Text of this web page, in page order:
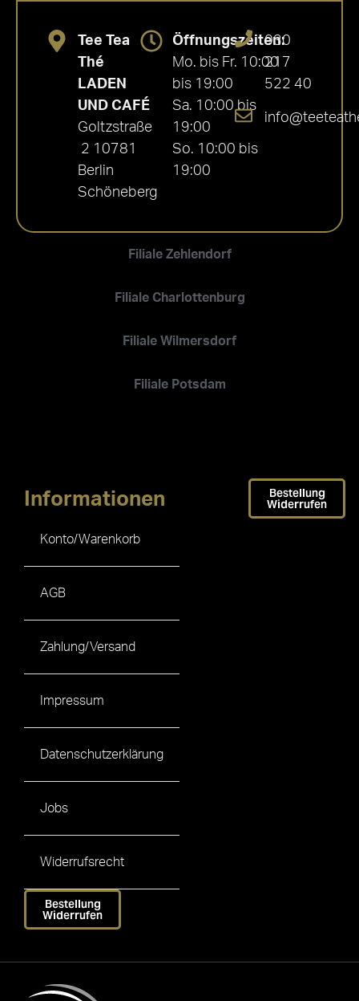
Filiale Zehlendorf
Filiale Charlottenburg
Filiale Wilmersdorf
Filiale Potsdam
Tee Tea
Thé
LADEN
UND CAFÉ
Goltzstraße
2 10781
Berlin
Schöneberg
Öffnungszeiten:
Mo. bis Fr. 10:00
bis 19:00
Sa. 10:00 bis
19:00
So. 10:00 bis
19:00
030
217
522 40
Informationen
Konto/Warenkorb
AGB
Zahlung/Versand
Impressum
Datenschutzerklärung
Jobs
Widerrufsrecht
Bestellung
Widerrufen
Bestellung
Widerrufen